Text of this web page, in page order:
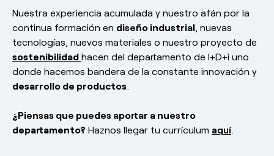
Nuestra experiencia acumulada y nuestro afán por la
continua formación en diseño industrial, nuevas
tecnologías, nuevos materiales o nuestro proyecto de
sostenibilidad hacen del departamento de I+D+i uno
donde hacemos bandera de la constante innovación y
desarrollo de productos.
¿Piensas que puedes aportar a nuestro
departamento? Haznos llegar tu currículum aquí.